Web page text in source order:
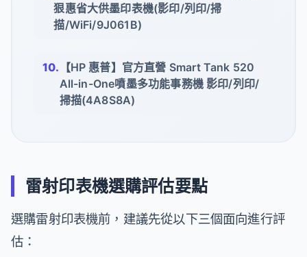
狠惠省大供墨印表機(影印/列印/掃
描/WiFi/9J061B)
【HP 惠普】官方直營 Smart Tank 520
All-in-One噴墨多功能事務機 影印/列印/
掃描(4A8S8A)
雷射印表機選購評估要點
選購雷射印表機前，建議先從以下三個面向進行評
估：